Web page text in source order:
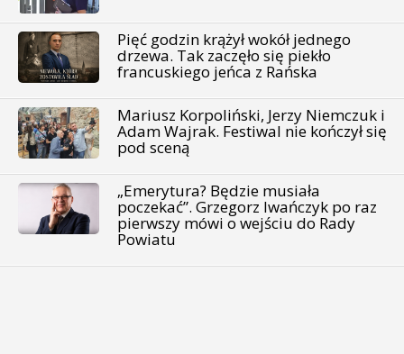
Pięć godzin krążył wokół jednego
drzewa. Tak zaczęło się piekło
francuskiego jeńca z Rańska
Mariusz Korpoliński, Jerzy Niemczuk i
Adam Wajrak. Festiwal nie kończył się
pod sceną
„Emerytura? Będzie musiała
poczekać”. Grzegorz Iwańczyk po raz
pierwszy mówi o wejściu do Rady
Powiatu